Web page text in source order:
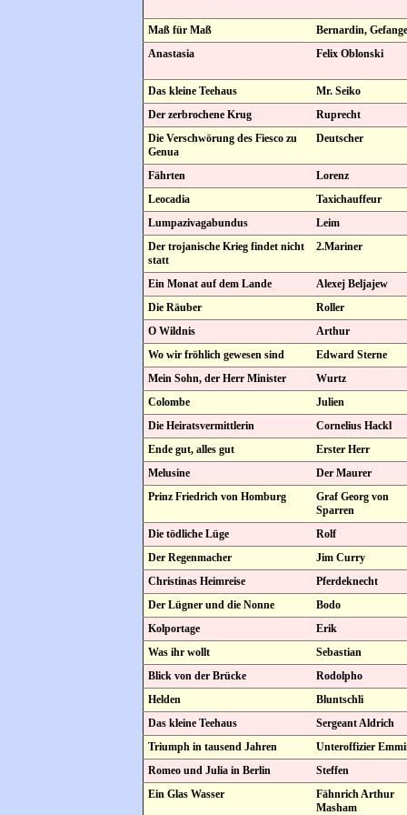
Maß für Maß
Bernardin,
Anastasia
Felix Oblonski
Das kleine Teehaus
Mr. Seiko
Der zerbrochene Krug
Ruprecht
Die Verschwörung des Fiesco zu
Genua
Deutscher
Fährten
Lorenz
Leocadia
Taxichauffeur
Lumpazivagabundus
Leim
Der trojanische Krieg findet nicht
statt
2.Mariner
Ein Monat auf dem Lande
Alexej Beljajew
Die Räuber
Roller
O Wildnis
Arthur
Wo wir fröhlich gewesen sind
Edward Sterne
Mein Sohn, der Herr Minister
Wurtz
Colombe
Julien
Die Heiratsvermittlerin
Cornelius Hackl
Ende gut, alles gut
Erster Herr
Melusine
Der Maurer
Prinz Friedrich von Homburg
Graf Georg von
Sparren
Die tödliche Lüge
Rolf
Der Regenmacher
Jim Curry
Christinas Heimreise
Pferdeknecht
Der Lügner und die Nonne
Bodo
Kolportage
Erik
Was ihr wollt
Sebastian
Blick von der Brücke
Rodolpho
Helden
Bluntschli
Das kleine Teehaus
Sergeant Aldrich
Triumph in tausend Jahren
Unteroffizier
Romeo und Julia in Berlin
Steffen
Ein Glas Wasser
Fähnrich Arthur
Masham